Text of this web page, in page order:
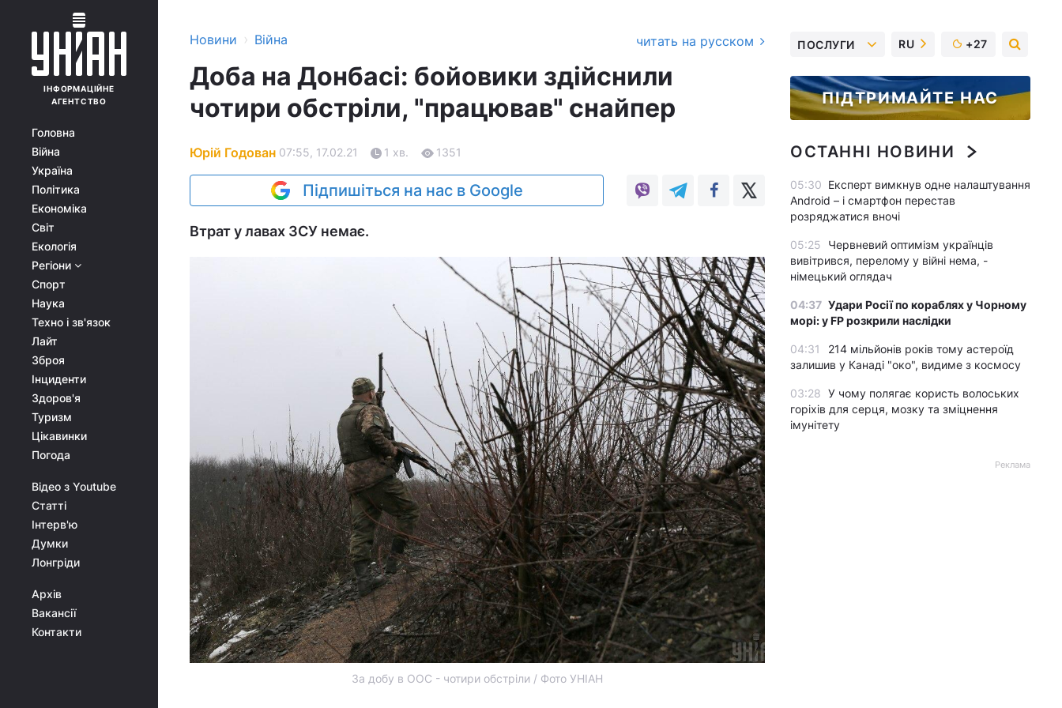
ІНФОРМАЦІЙНЕ
АГЕНТСТВО
Головна
Війна
Україна
Політика
Економіка
Світ
Екологія
Регіони
Спорт
Наука
Техно і зв'язок
Лайт
Зброя
Інциденти
Здоров'я
Туризм
Цікавинки
Погода
Відео з Youtube
Статті
Інтерв'ю
Думки
Лонгріди
Архів
Вакансії
Контакти
Новини › Війна читать на русском
Доба на Донбасі: бойовики здійснили
чотири обстріли, "працював" снайпер
Юрій Годован 07:55, 17.02.21 1 хв. 1351
Підпишіться на нас в Google
Втрат у лавах ЗСУ немає.
За добу в ООС - чотири обстріли / Фото УНІАН
ПОСЛУГИ RU +27
ПІДТРИМАЙТЕ НАС
ОСТАННІ НОВИНИ
05:30 Експерт вимкнув одне налаштування
Android – і смартфон перестав
розряджатися вночі
05:25
Червневий оптимізм українців
вивітрився, перелому у війні нема, -
німецький оглядач
04:37 Удари Росії по кораблях у Чорному
морі: у FP розкрили наслідки
04:31
214 мільйонів років тому астероїд
залишив у Канаді "око", видиме з космосу
03:28 У чому полягає користь волоських
горіхів для серця, мозку та зміцнення
імунітету
Реклама